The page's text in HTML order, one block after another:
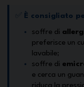
È consigliato
soffre di
preferisce un
lavabile;
soffre di
e cerca un
riduca la